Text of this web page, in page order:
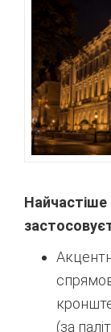
Найчастіше
(за